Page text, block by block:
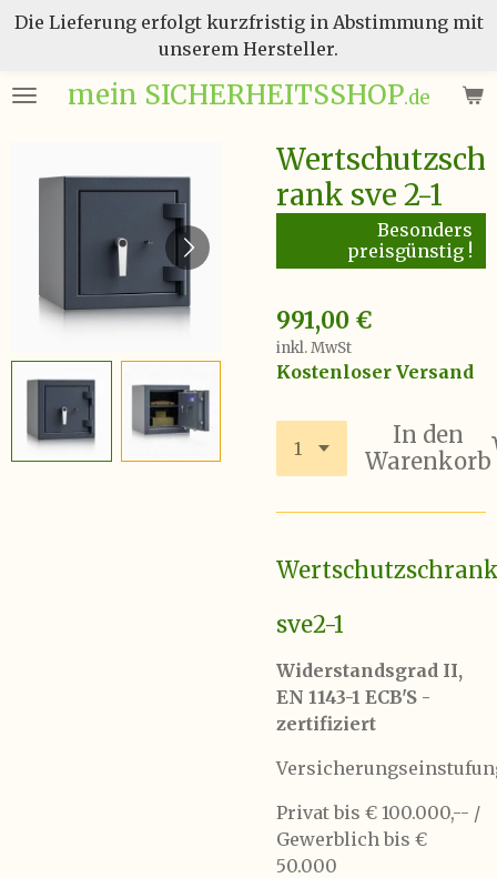
Zum
mein SICHERHEITSSHOP.de
Die Lieferung erfolgt kurzfristig in Abstimmung mit
unserem Hersteller.
Wertschutzsch
rank sve 2-1
Besonders
preisgünstig !
991,00 €
inkl. MwSt
Kostenloser Versand
In den
Warenkorb
sve2-1
Widerstandsgrad II,
EN 1143-1 ECB'S -
zertifiziert
Privat bis € 100.000,-- /
Gewerblich bis €
50.000